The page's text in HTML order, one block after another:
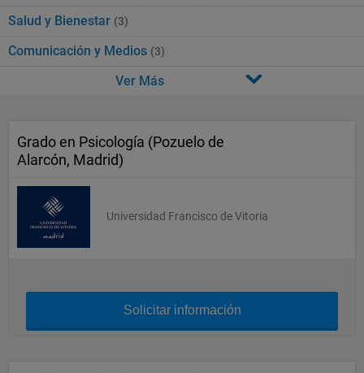
Salud y Bienestar (3)
Comunicación y Medios (3)
Ver Más
Grado en Psicología (Pozuelo de
Alarcón, Madrid)
Universidad Francisco de Vitoria
Solicitar información